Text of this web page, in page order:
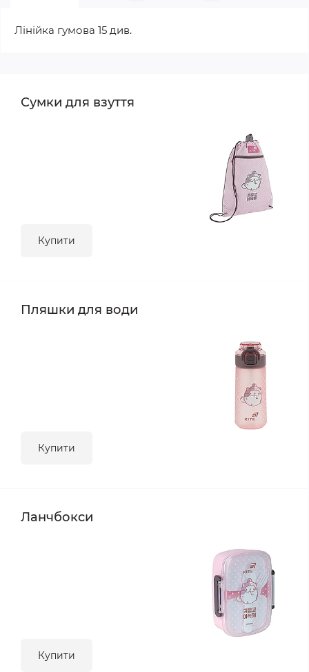
Лінійка гумова 15 див.
Сумки для взуття
Купити
Пляшки для води
Купити
Ланчбокси
Купити